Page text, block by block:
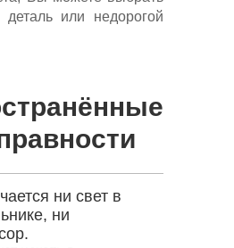
деталь или недорогой
ни свет в
ни